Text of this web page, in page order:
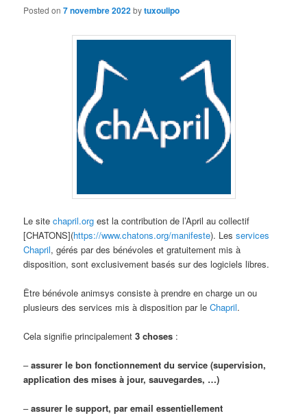
Posted on7 novembre 2022bytuxoulipo
Le site chapril.org est la contribution de l’April au collectif
[CHATONS](https://www.chatons.org/manifeste). Lesservices
Chapril, gérés par des bénévoles et gratuitement mis à
disposition, sont exclusivement basés sur des logiciels libres.
Être bénévole animsys consiste à prendre en charge un ou
plusieurs des services mis à disposition par leChapril.
Cela signifie principalement3 choses :
–assurer le bon fonctionnement du service (supervision,
application des mises à jour, sauvegardes, …)
–assurer le support, par email essentiellement